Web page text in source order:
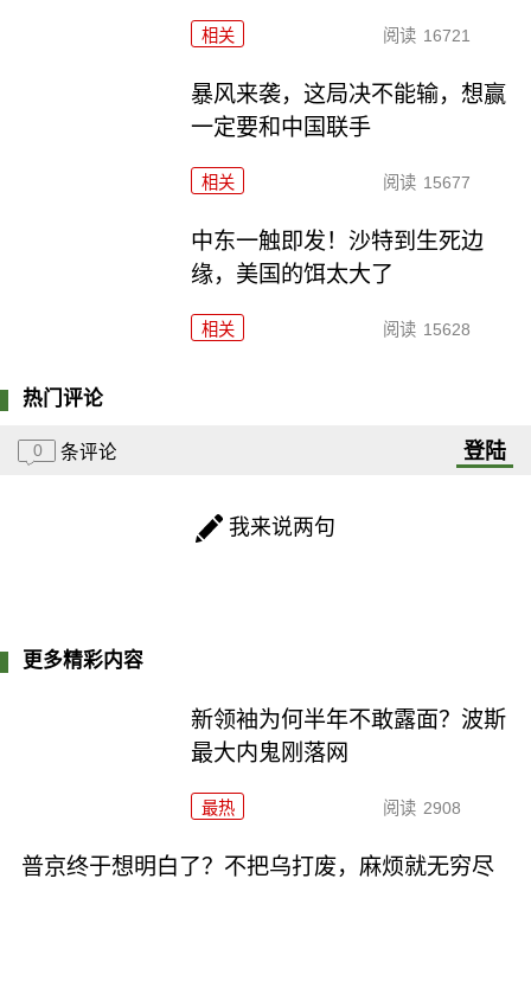
相关 阅读 16721
暴风来袭，这局决不能输，想赢
一定要和中国联手
相关 阅读 15677
中东一触即发！沙特到生死边
缘，美国的饵太大了
相关 阅读 15628
热门评论
0 条评论 登陆
我来说两句
更多精彩内容
新领袖为何半年不敢露面？波斯
最大内鬼刚落网
最热 阅读 2908
普京终于想明白了？不把乌打废，麻烦就无穷尽